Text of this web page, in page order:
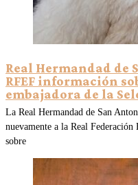
Real Hermandad de
RFEF información
embajadora de la
La Real Hermandad de San
nuevamente a la Real
sobre